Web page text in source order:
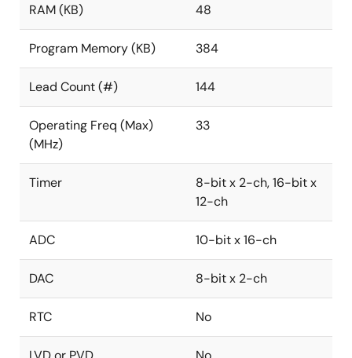
RAM (KB) 48
Program Memory (KB) 384
Lead Count (#) 144
Operating Freq (Max)
(MHz)
33
Timer
8-bit x 2-ch, 16-bit x
12-ch
ADC 10-bit x 16-ch
DAC 8-bit x 2-ch
RTC No